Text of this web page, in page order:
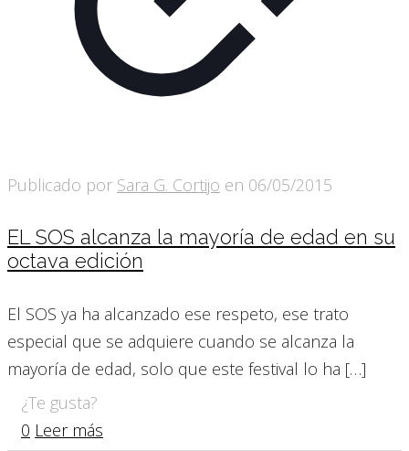
Publicado por Sara G. Cortijo en 06/05/2015
EL SOS alcanza la mayoría de edad en su
octava edición
El SOS ya ha alcanzado ese respeto, ese trato
especial que se adquiere cuando se alcanza la
mayoría de edad, solo que este festival lo ha […]
¿Te gusta?
0 Leer más